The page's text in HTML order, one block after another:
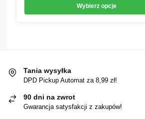
Wybierz opcje
Tania wysyłka
DPD Pickup Automat za 8,99 zł!
90 dni na zwrot
Gwarancja satysfakcji z zakupów!